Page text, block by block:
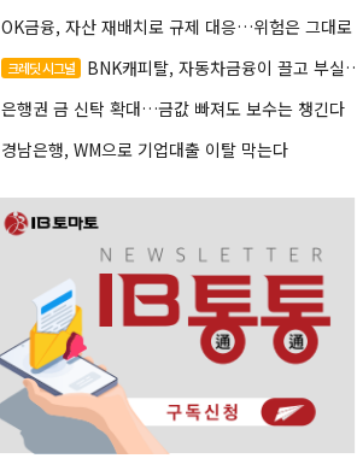
OK금융, 자산 재배치로 규제 대응…위험은 그대로
크레딧 시그널
BNK캐피탈, 자동차금융이 끌고 부실여신이 발목
은행권 금 신탁 확대…금값 빠져도 보수는 챙긴다
경남은행, WM으로 기업대출 이탈 막는다